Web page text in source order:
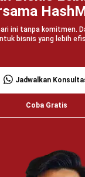
Engineering
Mining
FnB
Agriculture
Central Kitchen
© BusinessTech by
Tentang Kami